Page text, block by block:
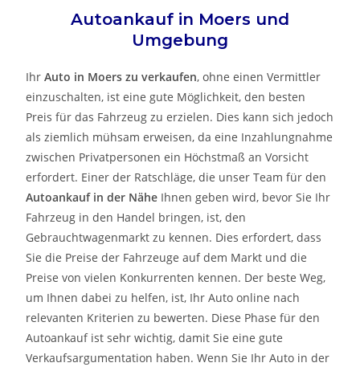
Autoankauf in Moers und
Umgebung
IhrAuto in Moers zu verkaufen, ohne einen Vermittler
einzuschalten, ist eine gute Möglichkeit, den besten
Preis für das Fahrzeug zu erzielen. Dies kann sich jedoch
als ziemlich mühsam erweisen, da eine Inzahlungnahme
zwischen Privatpersonen ein Höchstmaß an Vorsicht
erfordert. Einer der Ratschläge, die unser Team für den
Autoankauf in der Nähe Ihnen geben wird, bevor Sie Ihr
Fahrzeug in den Handel bringen, ist, den
Gebrauchtwagenmarkt zu kennen. Dies erfordert, dass
Sie die Preise der Fahrzeuge auf dem Markt und die
Preise von vielen Konkurrenten kennen. Der beste Weg,
um Ihnen dabei zu helfen, ist, Ihr Auto online nach
relevanten Kriterien zu bewerten. Diese Phase für den
Autoankauf ist sehr wichtig, damit Sie eine gute
Verkaufsargumentation haben. Wenn Sie Ihr Auto in der